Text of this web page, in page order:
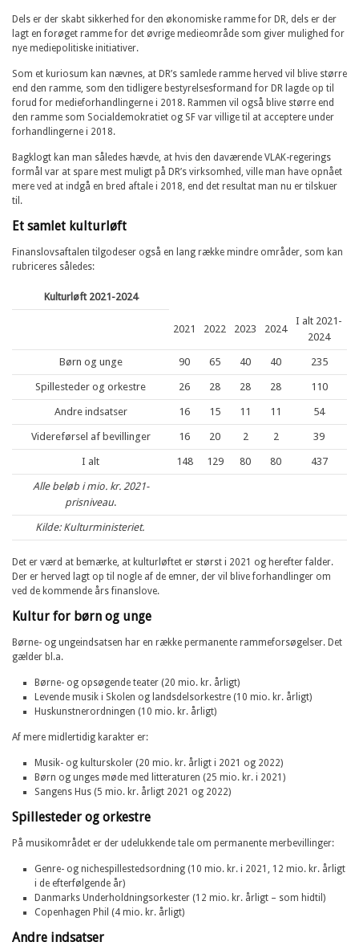
Dels er der skabt sikkerhed for den økonomiske ramme for DR, dels er der
lagt en forøget ramme for det øvrige medieområde som giver mulighed for
nye mediepolitiske initiativer.
Som et kuriosum kan nævnes, at DR’s samlede ramme herved vil blive større
end den ramme, som den tidligere bestyrelsesformand for DR lagde op til
forud for medieforhandlingerne i 2018. Rammen vil også blive større end
den ramme som Socialdemokratiet og SF var villige til at acceptere under
forhandlingerne i 2018.
Bagklogt kan man således hævde, at hvis den daværende VLAK-regerings
formål var at spare mest muligt på DR’s virksomhed, ville man have opnået
mere ved at indgå en bred aftale i 2018, end det resultat man nu er tilskuer
til.
Et samlet kulturløft
Finanslovsaftalen tilgodeser også en lang række mindre områder, som kan
rubriceres således:
Kulturløft 2021-2024
2021 2022 2023 2024
I alt 2021-
2024
Børn og unge 90 65 40 40 235
Spillesteder og orkestre 26 28 28 28 110
Andre indsatser 16 15 11 11 54
Videreførsel af bevillinger 16 20 2 2 39
I alt 148 129 80 80 437
Alle beløb i mio. kr. 2021-
prisniveau.
Kilde: Kulturministeriet.
Det er værd at bemærke, at kulturløftet er størst i 2021 og herefter falder.
Der er herved lagt op til nogle af de emner, der vil blive forhandlinger om
ved de kommende års finanslove.
Kultur for børn og unge
Børne- og ungeindsatsen har en række permanente rammeforsøgelser. Det
gælder bl.a.
Børne- og opsøgende teater (20 mio. kr. årligt)
Levende musik i Skolen og landsdelsorkestre (10 mio. kr. årligt)
Huskunstnerordningen (10 mio. kr. årligt)
Af mere midlertidig karakter er:
Musik- og kulturskoler (20 mio. kr. årligt i 2021 og 2022)
Børn og unges møde med litteraturen (25 mio. kr. i 2021)
Sangens Hus (5 mio. kr. årligt 2021 og 2022)
Spillesteder og orkestre
På musikområdet er der udelukkende tale om permanente merbevillinger:
Genre- og nichespillestedsordning (10 mio. kr. i 2021, 12 mio. kr. årligt
i de efterfølgende år)
Danmarks Underholdningsorkester (12 mio. kr. årligt – som hidtil)
Copenhagen Phil (4 mio. kr. årligt)
Andre indsatser